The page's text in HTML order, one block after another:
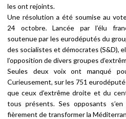
les ont rejoints.
Une résolution a été soumise au
24 octobre. Lancée par l’élu
soutenue par les eurodéputés du
des socialistes et démocrates (S&D),
l’opposition de divers groupes
Seules deux voix ont manqué
Curieusement, sur les 751
que ceux d’extrême droite et du
tous présents. Ses opposants
fièrement de transformer la